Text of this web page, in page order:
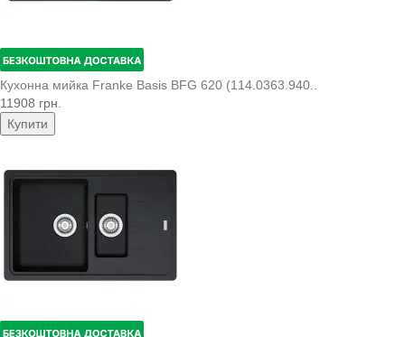
Кухонна мийка Franke Basis BFG 620 (114.0363.940..
11908 грн.
Купити